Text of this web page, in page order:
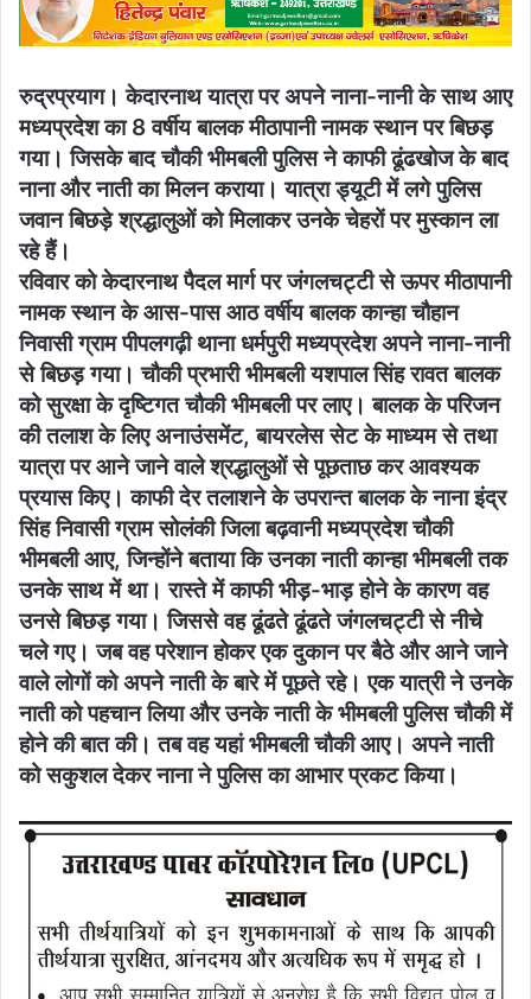
रुद्रप्रयाग। केदारनाथ यात्रा पर अपने नाना-नानी के साथ आए
मध्यप्रदेश का 8 वर्षीय बालक मीठापानी नामक स्थान पर बिछड़
गया। जिसके बाद चौकी भीमबली पुलिस ने काफी ढूंढखोज के बाद
नाना और नाती का मिलन कराया। यात्रा ड्यूटी में लगे पुलिस
जवान बिछड़े श्रद्धालुओं को मिलाकर उनके चेहरों पर मुस्कान ला
रहे हैं।
रविवार को केदारनाथ पैदल मार्ग पर जंगलचट्टी से ऊपर मीठापानी
नामक स्थान के आस-पास आठ वर्षीय बालक कान्हा चौहान
निवासी ग्राम पीपलगढ़ी थाना धर्मपुरी मध्यप्रदेश अपने नाना-नानी
से बिछड़ गया। चौकी प्रभारी भीमबली यशपाल सिंह रावत बालक
को सुरक्षा के दृष्टिगत चौकी भीमबली पर लाए। बालक के परिजन
की तलाश के लिए अनाउंसमेंट, बायरलेस सेट के माध्यम से तथा
यात्रा पर आने जाने वाले श्रद्धालुओं से पूछताछ कर आवश्यक
प्रयास किए। काफी देर तलाशने के उपरान्त बालक के नाना इंद्र
सिंह निवासी ग्राम सोलंकी जिला बढ़वानी मध्यप्रदेश चौकी
भीमबली आए, जिन्होंने बताया कि उनका नाती कान्हा भीमबली तक
उनके साथ में था। रास्ते में काफी भीड़़-भाड़ होने के कारण वह
उनसे बिछड़ गया। जिससे वह ढूंढते ढूंढते जंगलचट्टी से नीचे
चले गए। जब वह परेशान होकर एक दुकान पर बैठे और आने जाने
वाले लोगों को अपने नाती के बारे में पूछते रहे। एक यात्री ने उनके
नाती को पहचान लिया और उनके नाती के भीमबली पुलिस चौकी में
होने की बात की। तब वह यहां भीमबली चौकी आए। अपने नाती
को सकुशल देकर नाना ने पुलिस का आभार प्रकट किया।